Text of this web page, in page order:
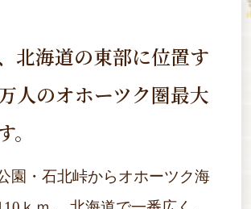
北海道の東部に位置す
人のオホーツク圏最大
園・石北峠からオホーツク海